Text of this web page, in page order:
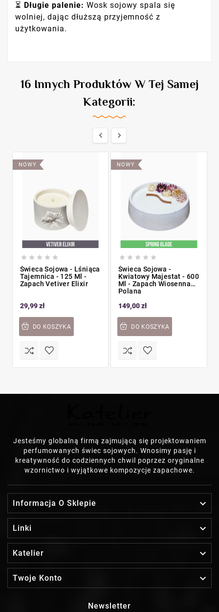
⏳ Długie palenie: Wosk sojowy spala się
wolniej, dając dłuższą przyjemność z
użytkowania.
16 Innych Produktów W Tej Samej
Kategorii:
 
NOWY
    
Świeca Sojowa - Lśniąca
Tajemnica - 125 Ml -
Zapach Vetiver Elixir
29,99 zł
DO KOSZYKA
NOWY
    
Świeca Sojowa -
Kwiatowy Majestat - 600
Ml - Zapach Wiosenna
Polana
149,00 zł
DO KOSZYKA
Jesteśmy globalną firmą zajmującą się projektowaniem
perfumowanych świec sojowych. Wnosimy pasję i
kreatywność do codziennych chwil poprzez oryginalne
wzornictwo i wyjątkowe kompozycje zapachowe.
Informacja O Sklepie 
Linki 
Katelier 
Twoje Konto 
Newsletter